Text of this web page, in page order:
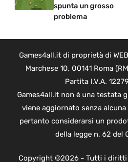
spunta un grosso
problema
Games4all.it di proprietà di
Marchese 10, 00141 Roma
Partita I.V.A.
Games4all.it non è una testata
viene aggiornato senza
pertanto considerarsi un
della legge n. 62 del
Copyright ©2026 - Tutti i